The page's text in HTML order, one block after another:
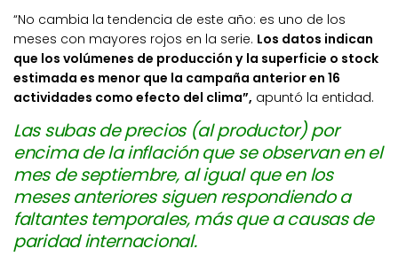
“No cambia la tendencia de este año: es uno de los
meses con mayores rojos en la serie. Los datos indican
que los volúmenes de producción y la superficie o stock
estimada es menor que la campaña anterior en 16
actividades como efecto del clima”, apuntó la entidad.
Las subas de precios (al productor) por
encima de la inflación que se observan en el
mes de septiembre, al igual que en los
meses anteriores siguen respondiendo a
faltantes temporales, más que a causas de
paridad internacional.